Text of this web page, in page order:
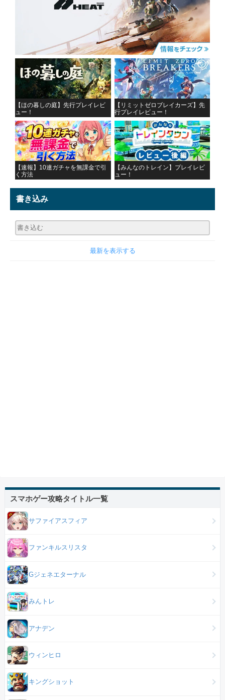
【ほの暮しの庭】先行プレイレビ
ュー！
【リミットゼロブレイカーズ】先
行プレイレビュー！
【速報】10連ガチャを無課金で引
く方法
【みんなのトレイン】プレイレビ
ュー！
書き込み
最新を表示する
スマホゲー攻略タイトル一覧
サファイアスフィア
ファンキルスリスタ
Gジェネエターナル
みんトレ
アナデン
ウィンヒロ
キングショット